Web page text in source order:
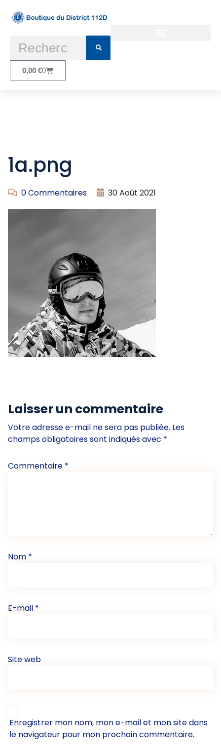
0,00 €0
1a.png
0 Commentaires 30 Août 2021
Laisser un commentaire
Votre adresse e-mail ne sera pas publiée. Les
champs obligatoires sont indiqués avec *
Commentaire *
Nom *
E-mail *
Site web
Enregistrer mon nom, mon e-mail et mon site dans
le navigateur pour mon prochain commentaire.